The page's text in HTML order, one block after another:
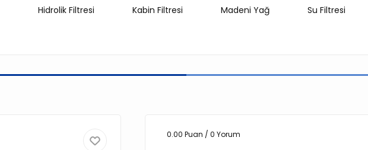
Hidrolik Filtresi Kabin Filtresi Madeni Yağ Su Filtresi
0.00 Puan / 0 Yorum